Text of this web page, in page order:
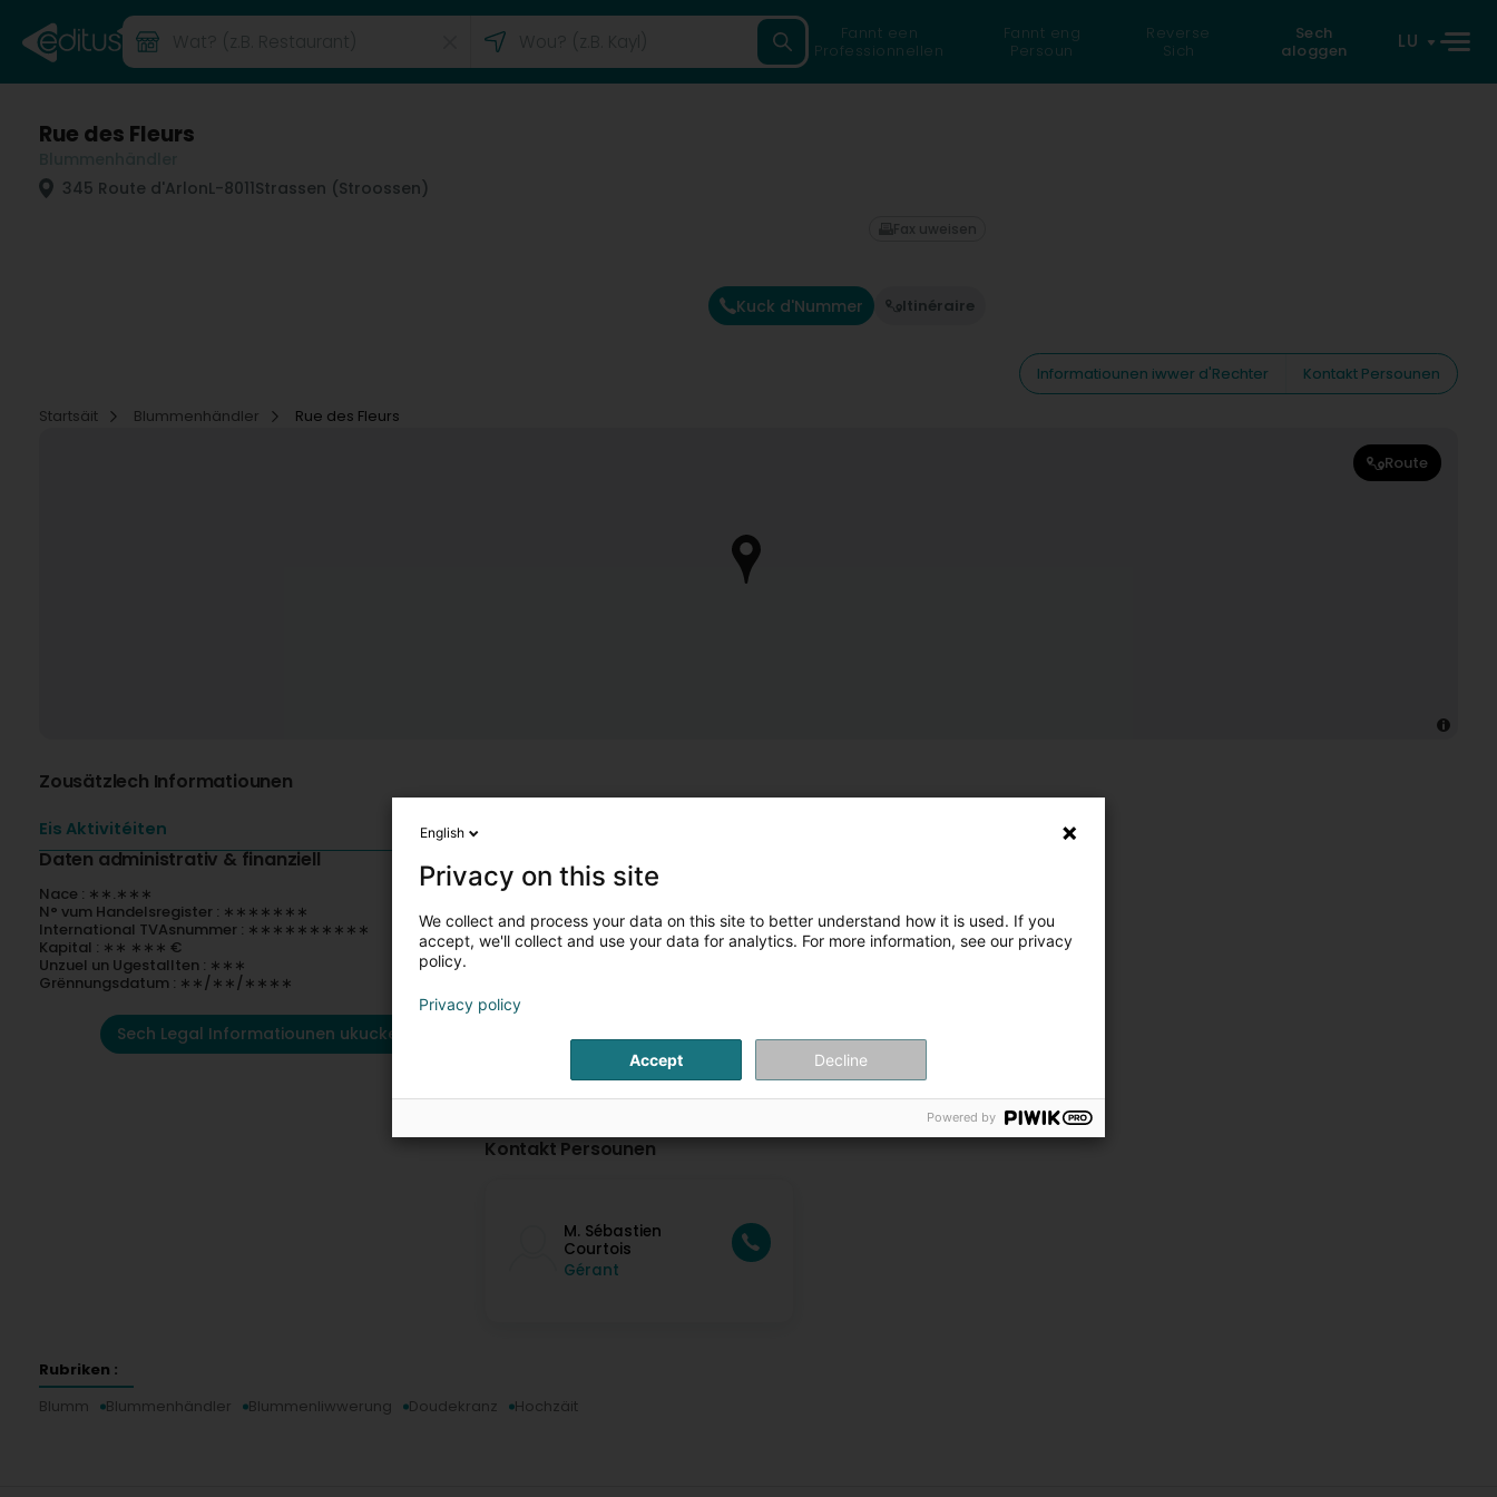
Fannt een
Professionnellen
Fannt eng
Persoun
Reverse
Sich
Sech
aloggen
LU
Rue des Fleurs
345 Route d'ArlonL-8011Strassen (Stroossen)
Kuck d'Nummer Itinéraire
Fax uweisen
Informatiounen iwwer d'Rechter
Kontakt Persounen
Startsäit
Blummenhändler Rue des Fleurs
Route
Zousätzlech Informatiounen
Eis Aktivitéiten
Daten administrativ & finanziell
Nace : ∗∗.∗∗∗
N° vum Handelsregister : ∗∗∗∗∗∗∗
International TVAsnummer : ∗∗∗∗∗∗∗∗∗∗
Kapital : ∗∗ ∗∗∗ €
Unzuel un Ugestallten : ∗∗∗
Grënnungsdatum : ∗∗/∗∗/∗∗∗∗
Sech Legal Informatiounen ukucken
Kontakt Persounen
M. Sébastien
Courtois
Gérant
Rubriken :
Blumm
Blummenhändler Blummenliwwerung Doudekranz Hochzäit
English
Privacy on this site
We collect and process your data on this site to better understand how it is used. If you
accept, we'll collect and use your data for analytics. For more information, see our privacy
policy.
Privacy policy
Accept Decline
Powered by